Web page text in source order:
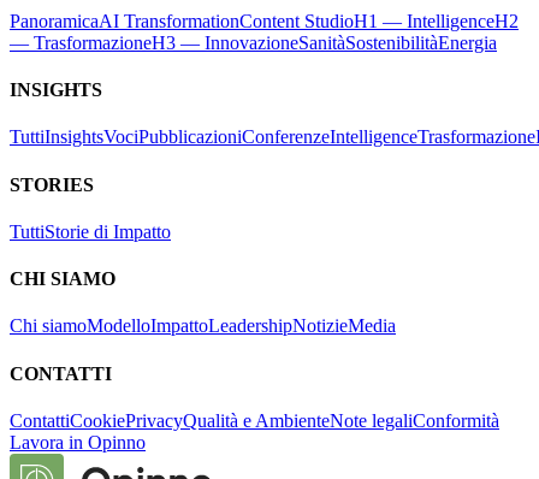
PanoramicaAI TransformationContent StudioH1 — IntelligenceH2
— TrasformazioneH3 — InnovazioneSanitàSostenibilitàEnergia
INSIGHTS
TuttiInsightsVociPubblicazioniConferenzeIntelligenceTrasformazione
STORIES
TuttiStorie di Impatto
CHI SIAMO
Chi siamoModelloImpattoLeadershipNotizieMedia
CONTATTI
ContattiCookiePrivacyQualità e AmbienteNote legaliConformità
Lavora in Opinno